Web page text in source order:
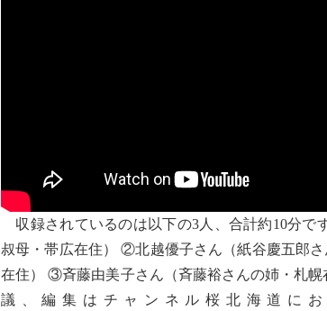
収録されているのは以下の3人、合計約10分で
叔母・帯広在住） ②北越優子さん（紙谷慶五郎
在住） ③斉藤由美子さん（斉藤裕さんの姉・札
議、編集はチャンネル桜北海道に